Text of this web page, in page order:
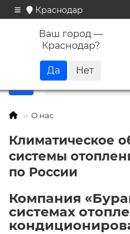
Краснодар
Ваш город —
Краснодар?
О нас
Климатическое
системы
по России
Компания
системах